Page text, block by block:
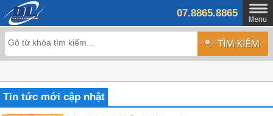
07.8865.8865
Tin tức mới cập nhật